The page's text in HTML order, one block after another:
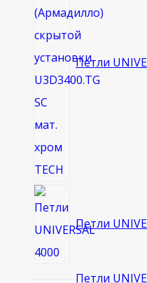
Петли
Петли
Петли